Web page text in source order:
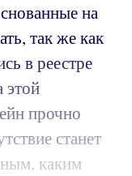
на
так же как
в реестре
этой
прочно
станет
каким